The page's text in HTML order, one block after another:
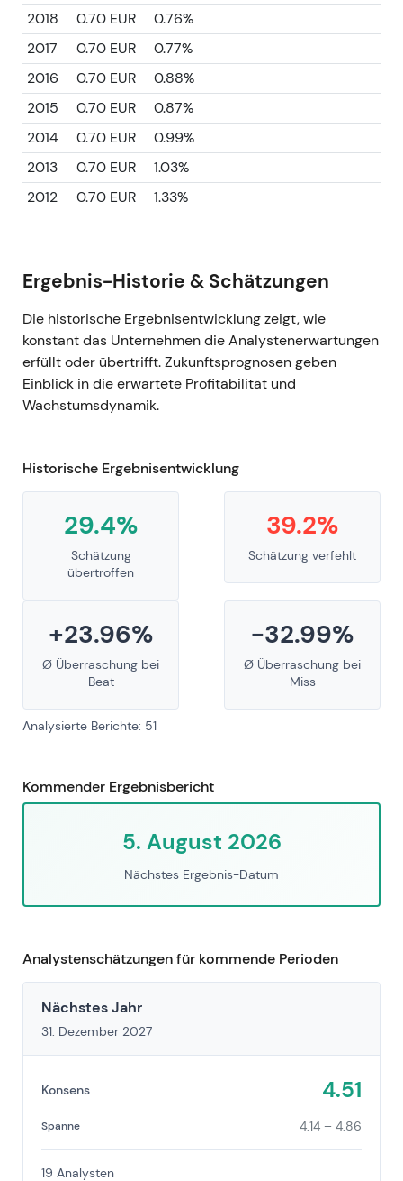
2018
0.70 EUR
0.76%
2017
0.70 EUR
0.77%
2016
0.70 EUR
0.88%
2015
0.70 EUR
0.87%
2014
0.70 EUR
0.99%
2013
0.70 EUR
1.03%
2012
0.70 EUR 1.33%
Ergebnis-Historie & Schätzungen
Die historische Ergebnisentwicklung zeigt, wie
konstant das Unternehmen die Analystenerwartungen
erfüllt oder übertrifft. Zukunftsprognosen geben
Einblick in die erwartete Profitabilität und
Wachstumsdynamik.
Historische Ergebnisentwicklung
29.4%
Schätzung
übertroffen
39.2%
Schätzung verfehlt
+23.96%
Ø Überraschung bei
Beat
-32.99%
Ø Überraschung bei
Miss
Analysierte Berichte: 51
Kommender Ergebnisbericht
5. August 2026
Nächstes Ergebnis-Datum
Analystenschätzungen für kommende Perioden
Nächstes Jahr
31. Dezember 2027
Konsens 4.51
Spanne 4.14 – 4.86
19 Analysten